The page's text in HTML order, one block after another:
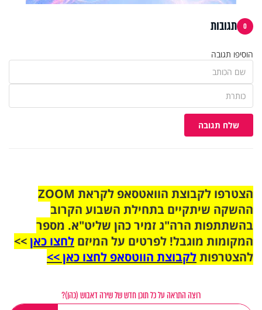
0 תגובות
הוסיפו תגובה
שלח תגובה
הצטרפו לקבוצת הוואטסאפ לקראת ZOOM
ההשקה שיתקיים בתחילת השבוע הקרוב
בהשתתפות הרה"ג זמיר כהן שליט"א. מספר
המקומות מוגבל! לפרטים על המיזם לחצו כאן>>
להצטרפותלקבוצת הווטסאפ לחצו כאן >>
רוצה התראה על כל תוכן חדש של שירה דאבוש (כהן)?